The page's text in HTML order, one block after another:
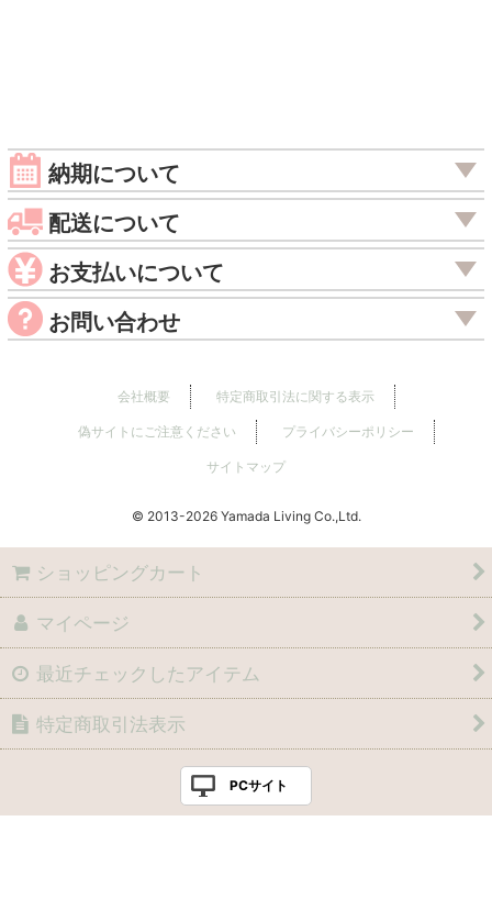
納期について
配送について
お支払いについて
お問い合わせ
会社概要 特定商取引法に関する表示
偽サイトにご注意ください プライバシーポリシー
サイトマップ
© 2013 Yamada Living Co.,Ltd.
ショッピングカート
マイページ
最近チェックしたアイテム
特定商取引法表示
PCサイト